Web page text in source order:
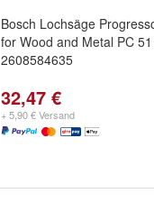
Bosch Lochsäge
for Wood and Metal PC
2608584635
32,47 €
+ 5,90 € Versand